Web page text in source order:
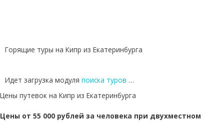
Горящие туры на Кипр из Екатеринбурга
Идет загрузка модуля поиска туров …
Цены путевок на Кипр из Екатеринбурга
Цены от 55 000 рублей за человека при двухместном